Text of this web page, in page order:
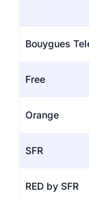
Bouygues
Free
Orange
SFR
RED by SFR